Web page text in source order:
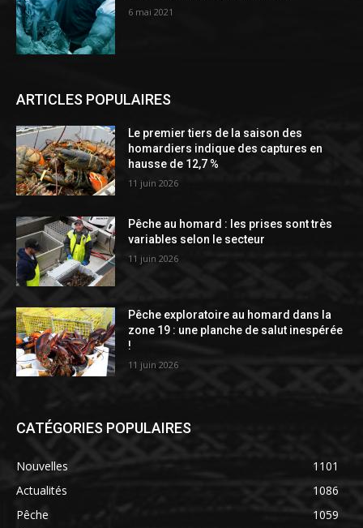
6 mai 2021
ARTICLES POPULAIRES
Le premier tiers de la saison des
homardiers indique des captures en
hausse de 12,7 %
11 juin 2026
Pêche au homard : les prises sont très
variables selon le secteur
11 juin 2026
Pêche exploratoire au homard dans la
zone 19 : une planche de salut inespérée
!
11 juin 2026
CATÉGORIES POPULAIRES
Nouvelles
1101
Actualités
1086
Pêche
1059